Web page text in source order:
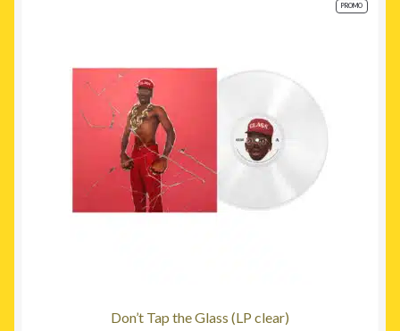
Don’t Tap the Glass (LP clear)
PROMOPRODUIT
EN